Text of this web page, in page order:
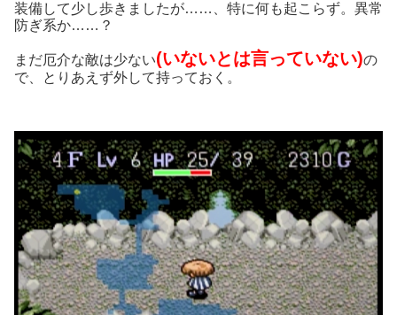
装備して少し歩きましたが……、特に何も起こらず。異常
防ぎ系か……？
まだ厄介な敵は少ない(いないとは言っていない)の
で、とりあえず外して持っておく。